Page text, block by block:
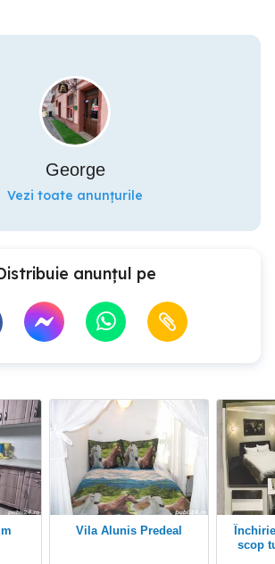
George
Vezi toate anunțurile
anunțul pe
Vila Alunis Predeal
scop